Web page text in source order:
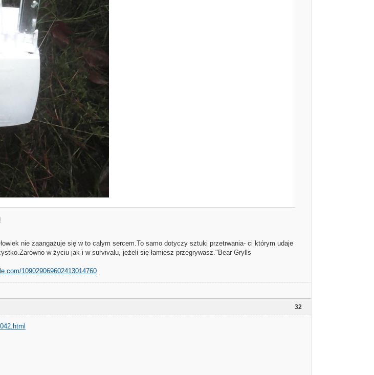
nie zaangażuje się w to całym sercem.To samo dotyczy sztuki przetrwania- ci którym udaje
w życiu jak i w survivalu, jeżeli się łamiesz przegrywasz."Bear Grylls
109029069602413014760
32